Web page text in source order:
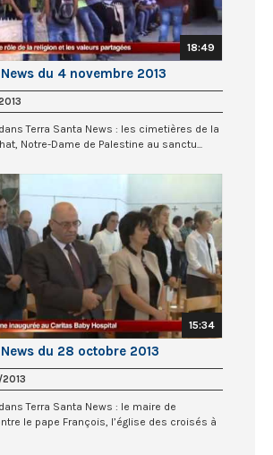
18:49
du 4 novembre 2013
Terra Santa News : les cimetières de la
Notre-Dame de Palestine au sanctu...
15:34
du 28 octobre 2013
Terra Santa News : le maire de
le pape François, l’église des croisés à